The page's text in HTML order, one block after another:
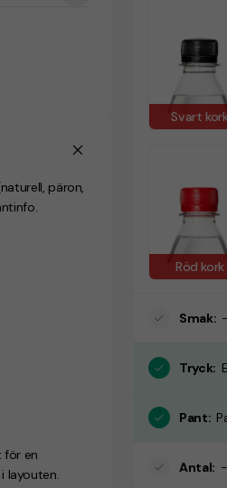
päron,
för en
layouten.
Svart
Röd kork
Smak:
Tryck:
Pant:
Antal: